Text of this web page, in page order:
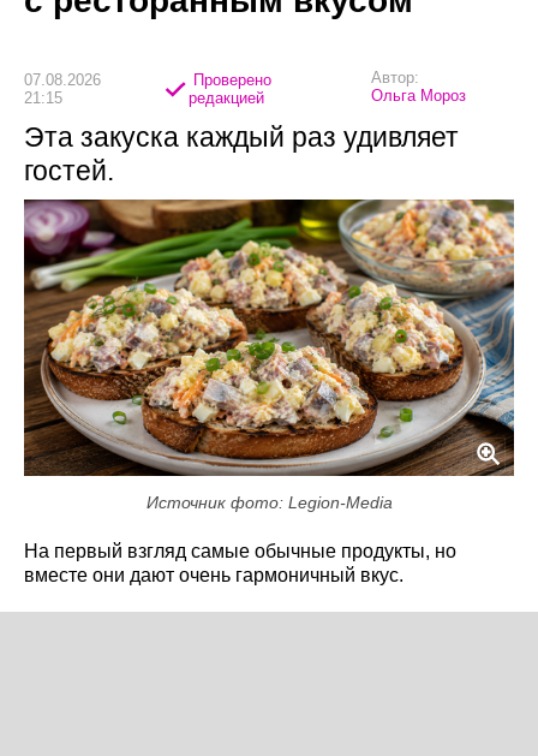
07.08.2026
21:15
Проверено
редакцией
Автор:
Ольга Мороз
Эта закуска каждый раз удивляет
гостей.
Источник фото: Legion-Media
На первый взгляд самые обычные продукты, но
вместе они дают очень гармоничный вкус.